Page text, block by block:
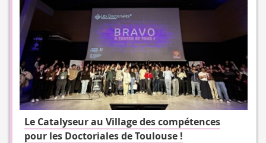
Le Catalyseur au Village des compétences
pour les Doctoriales de Toulouse !